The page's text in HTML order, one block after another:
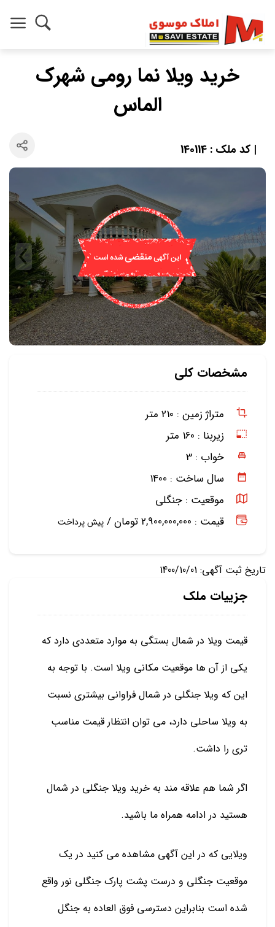
خريد ویلا نما رومی شهرک
الماس
| کد ملک : 140114
مشخصات کلی
متراژ زمین : 210 متر
زیربنا : 160 متر
خواب : 3
سال ساخت : 1400
موقعیت : جنگلی
قیمت : 2,900,000,000 تومان /
پیش پرداخت
تاریخ ثبت آگهی: 1400/10/01
جزییات ملک
قیمت ویلا در شمال بستگی به موارد متعددی دارد که
یکی از آن ها موقعیت مکانی ویلا است. با توجه به
این که ویلا جنگلی در شمال فراوانی بیشتری نسبت
به ویلا ساحلی دارد، می توان انتظار قیمت مناسب
تری را داشت.
اگر شما هم علاقه مند به خرید ویلا جنگلی در شمال
هستید در ادامه همراه ما باشید.
ويلایی كه در اين آگهی مشاهده می کنید در یک
موقعیت جنگلی و درست پشت پارک جنگلی نور واقع
شده است بنابراین دسترسی فوق العاده به جنگل